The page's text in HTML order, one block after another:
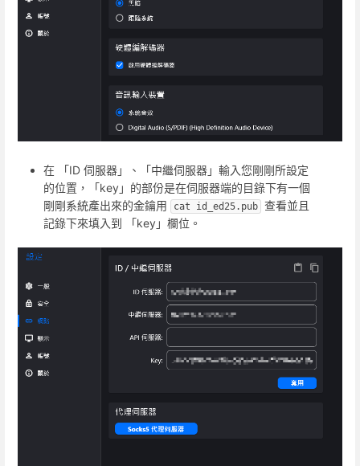
在 「ID 伺服器」、「中繼伺服器」輸入您剛剛所設定
的位置，「key」的部份是在伺服器端的目錄下有一個
剛剛系統產出來的金鑰用
cat id_ed25.pub 查看並且
記錄下來填入到 「key」欄位。